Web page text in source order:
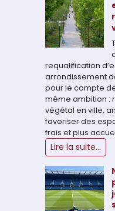
requalification
arrondissement
pour le compte
même ambition :
végétal en ville,
favoriser des
frais et plus
Lire la suite...